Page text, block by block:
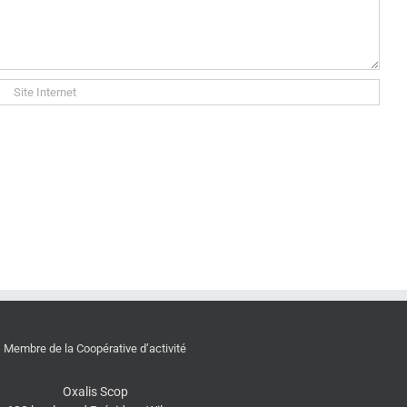
Membre de la Coopérative d’activité
Oxalis Scop